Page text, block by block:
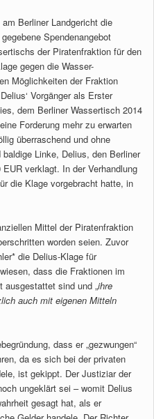
Berliner Landgericht die
Spendenangebot
der Piratenfraktion für den
gegen die Wasser-
Möglichkeiten der Fraktion
Vorgänger als Erster
dem Berliner Wassertisch 2014
Forderung mehr zu erwarten
überraschend und ohne
Linke, Delius, den Berliner
verklagt. In der Verhandlung
die Klage vorgebracht hatte, in
Mittel der Piratenfraktion
worden seien. Zuvor
die Delius-Klage für
dass die Fraktionen im
ausgestattet sind und „ihre
auch mit eigenen Mitteln
dass er „gezwungen“
da es sich bei der privaten
ist gekippt. Der Justiziar der
ungeklärt sei – womit Delius
gesagt hat, als er